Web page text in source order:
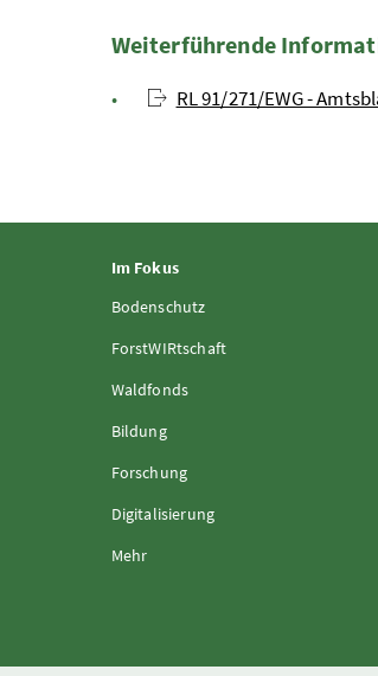
Weiterführende
RL 91/271/EWG -
Im Fokus
Bodenschutz
ForstWIRtschaft
Waldfonds
Bildung
Forschung
Digitalisierung
Mehr